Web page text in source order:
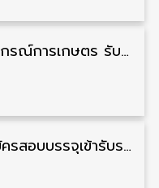
ธนาคารเพื่อการเกษตรและสหกรณ์การเกษตร รับสมัครบุคคลเพื่อเป็นผู้ช่วยพนักงาน วุฒิ ป.ตรี 5 อัตรา รับสมัคร 4 – 14 สิงหาคม
สํานักงานศาลปกครอง รับสมัครสอบบรรจุเข้ารับราชการ วุฒิ ป.ตรี 72 อัตรา รับสมัคร 31 สิงหาคม – 18 กันยายน